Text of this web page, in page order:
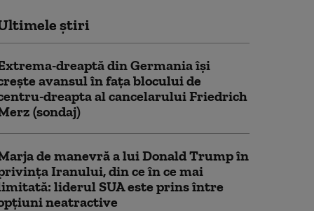
știri
dreaptă din Germania îşi
avansul în faţa blocului de
dreapta al cancelarului Friedrich
(sondaj)
de manevră a lui Donald Trump în
Iranului, din ce în ce mai
liderul SUA este prins între
neatractive